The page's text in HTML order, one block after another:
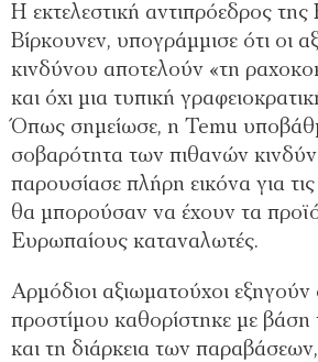
Η εκτελεστική αντιπρόεδρος
Βίρκουνεν, υπογράμμισε ότι οι
κινδύνου αποτελούν «τη
και όχι μια τυπική
Όπως σημείωσε, η Temu
σοβαρότητα των πιθανών
παρουσίασε πλήρη εικόνα για
θα μπορούσαν να έχουν τα
Ευρωπαίους καταναλωτές.
Αρμόδιοι αξιωματούχοι εξηγούν
προστίμου καθορίστηκε με
και τη διάρκεια των